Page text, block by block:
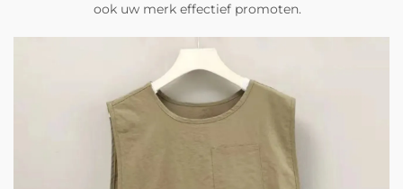
ook uw merk effectief promoten.